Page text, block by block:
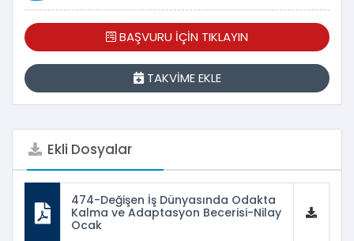
BAŞVURU İÇİN TIKLAYIN
TAKVİME EKLE
Ekli Dosyalar
474-Değişen İş Dünyasında Odakta
Kalma ve Adaptasyon Becerisi-Nilay
Ocak